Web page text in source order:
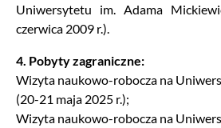
Uniwersytetu im. Adama
czerwica 2009 r.).
4. Pobyty zagraniczne:
Wizyta naukowo-robocza na
(20-21 maja 2025 r.);
Wizyta naukowo-robocza na